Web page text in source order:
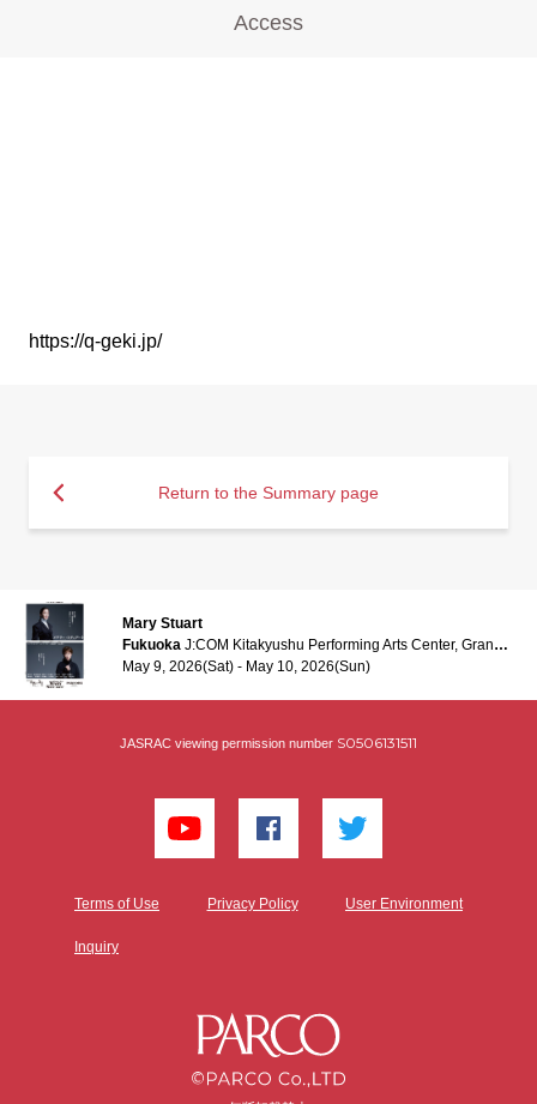
Access
https://q-geki.jp/
Return to the Summary page
Mary Stuart
Fukuoka J:COM Kitakyushu Performing Arts Center, Grand hall
May 9, 2026(Sat) - May 10, 2026(Sun)
JASRAC viewing permission number S0506131511
Terms of Use Privacy Policy User Environment
Inquiry